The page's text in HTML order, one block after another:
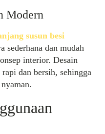
Modern
susun besi
sederhana dan mudah
interior. Desain
dan bersih, sehingga